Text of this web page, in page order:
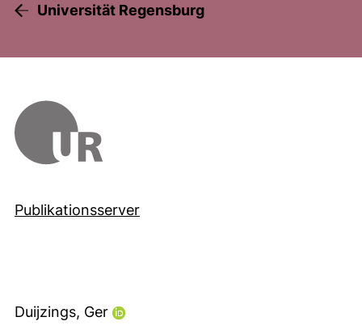
Universität Regensburg
Publikationsserver
Duijzings, Ger